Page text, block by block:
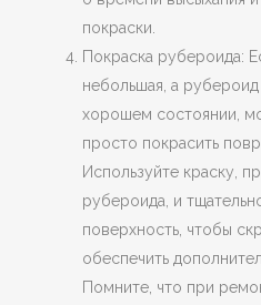
покраски.
Покраска рубероида:
небольшая, а
хорошем состоянии,
просто покрасить
Используйте краску,
рубероида, и
поверхность, чтобы
обеспечить
Помните, что при